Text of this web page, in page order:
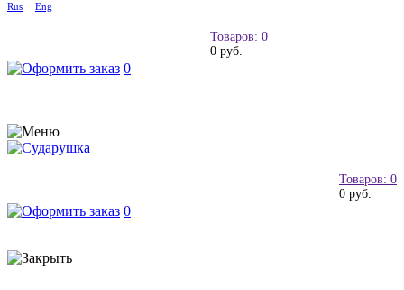
Rus Eng
Товаров: 0
0 руб.
0
Товаров: 0
0 руб.
0